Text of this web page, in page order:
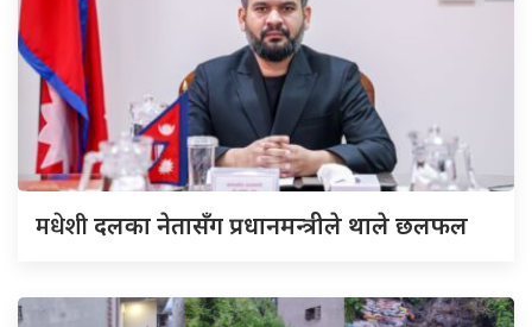
मधेशीदलका नेतासँग प्रधानमन्त्रीले थाले छलफल